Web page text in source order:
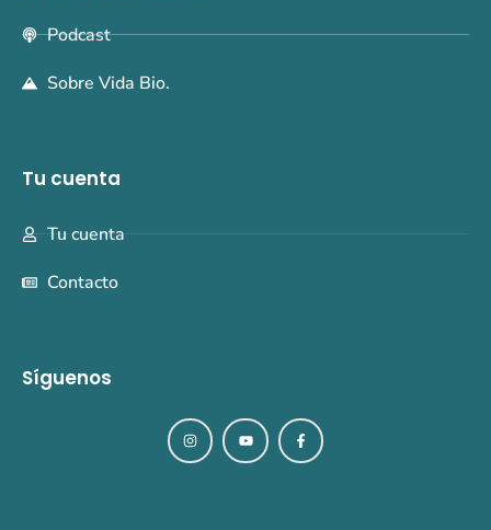
Podcast
Sobre Vida Bio.
Tu cuenta
Tu cuenta
Contacto
Síguenos